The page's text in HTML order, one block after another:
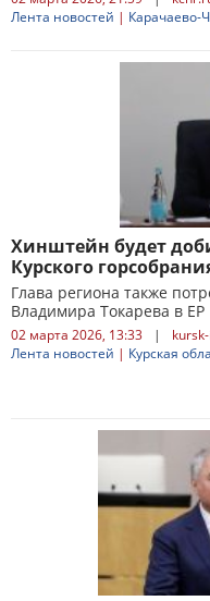
Лента новостей | Карачаево-
Хинштейн будет
Курского
Глава региона также
Владимира Токарева в ЕР
02 марта 2026, 13:33 |
Лента новостей | Курская